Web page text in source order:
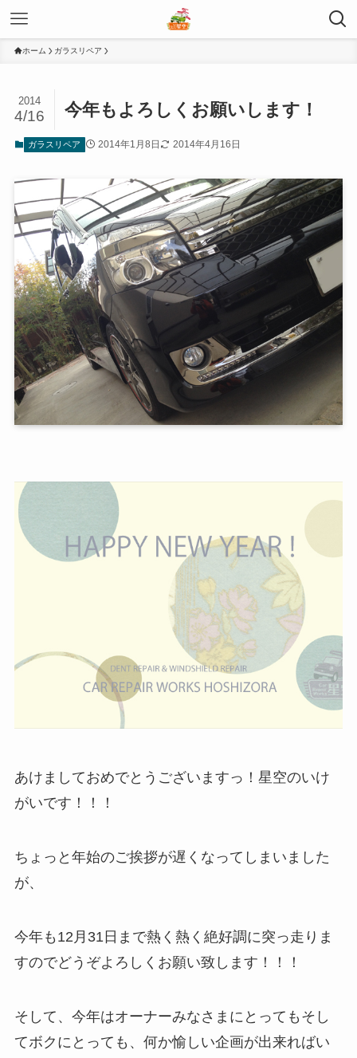
ホーム ガラスリペア
今年もよろしくお願いします！
2014
4/16
ガラスリペア 2014年1月8日 2014年4月16日
あけましておめでとうございますっ！星空のいけ
がいです！！！
ちょっと年始のご挨拶が遅くなってしまいました
が、
今年も12月31日まで熱く熱く絶好調に突っ走りま
すのでどうぞよろしくお願い致します！！！
そして、今年はオーナーみなさまにとってもそし
てボクにとっても、何か愉しい企画が出来ればい